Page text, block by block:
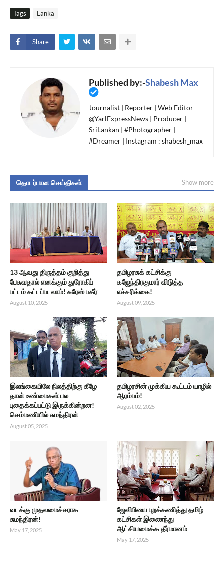
Tags Lanka
Share
Published by:-Shabesh Max
Journalist | Reporter | Web Editor
@YarlExpressNews | Producer |
SriLankan | #Photographer |
#Dreamer | Instagram : shabesh_max
தொடர்பான செய்திகள் Show more
13 ஆவது திருத்தம் குறித்து
பேசுவதால் எனக்கும் துரோகிப்
பட்டம் கட்டப்படலாம்! சுரேஸ் பகீர்
August 10, 2025
தமிழரசுக் கட்சிக்கு
கஜேந்திரகுமார் விடுத்த
எச்சரிக்கை!
August 09, 2025
இலங்கையிலே நிலத்திற்கு கீழே
தான் உண்மைகள் பல
புதைக்கப்பட்டு இருக்கின்றன!
செம்மணியில் சுமந்திரன்
August 05, 2025
தமிழரசின் முக்கிய கூட்டம் யாழில்
ஆரம்பம்!
August 02, 2025
வடக்கு முதலமைச்சராக
சுமந்திரன்!
May 17, 2025
ஜேவிபியை புறக்கணித்து தமிழ்
கட்சிகள் இணைந்து
ஆட்சியமைக்க தீர்மானம்
May 17, 2025